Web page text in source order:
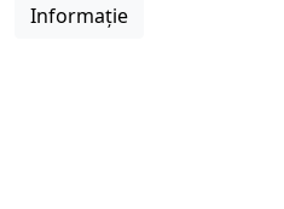
Informație